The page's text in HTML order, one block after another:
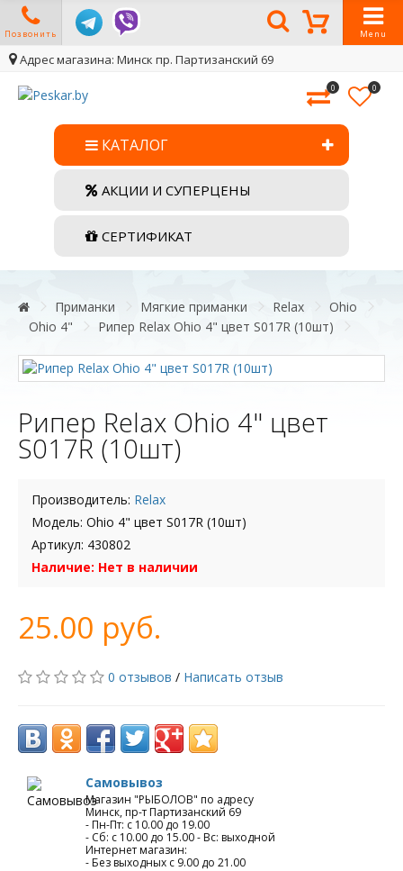
Позвонить Menu
Адрес магазина: Минск пр. Партизанский 69
0 0
КАТАЛОГ
АКЦИИ И СУПЕРЦЕНЫ
СЕРТИФИКАТ
Приманки Мягкие приманки Relax
Ohio
Ohio 4"
Рипер Relax Ohio 4" цвет S017R (10шт)
Рипер Relax Ohio 4" цвет
S017R (10шт)
Производитель: Relax
Модель: Ohio 4" цвет S017R (10шт)
Артикул: 430802
Наличие: Нет в наличии
25.00 руб.
0 отзывов / Написать отзыв
Самовывоз
Магазин "РЫБОЛОВ" по адресу
Минск, пр-т Партизанский 69
- Пн-Пт: с 10.00 до 19.00
- Сб: с 10.00 до 15.00 - Вс: выходной
Интернет магазин:
- Без выходных с 9.00 до 21.00